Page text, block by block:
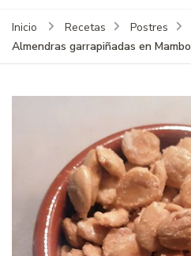
Inicio Recetas
Postres
Almendras garrapiñadas en Mambo